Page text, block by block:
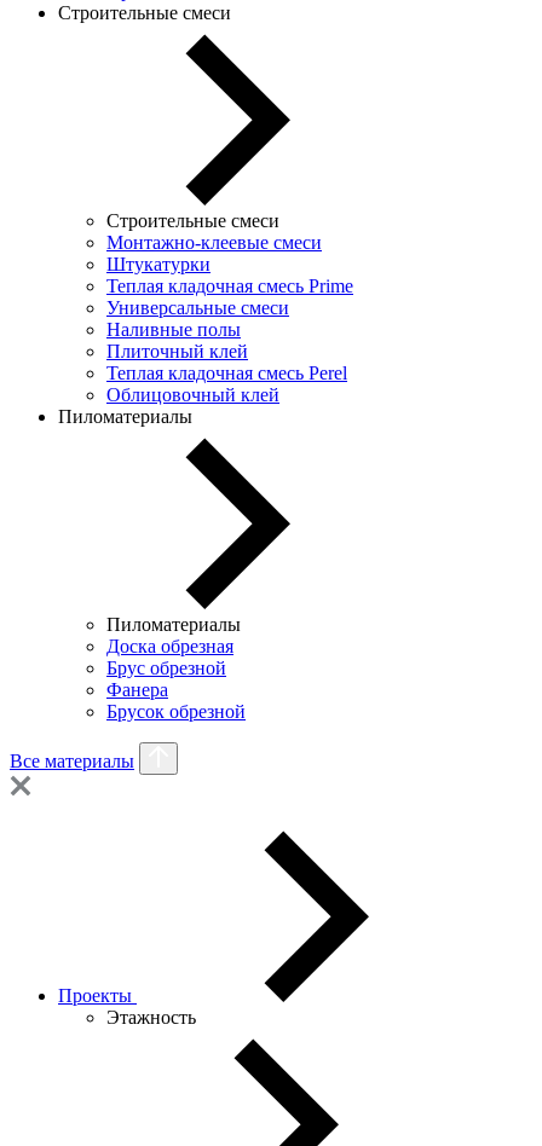
Строительные смеси
Строительные смеси
Монтажно-клеевые смеси
Штукатурки
Теплая кладочная смесь Prime
Универсальные смеси
Наливные полы
Плиточный клей
Теплая кладочная смесь Perel
Облицовочный клей
Пиломатериалы
Пиломатериалы
Доска обрезная
Брус обрезной
Фанера
Брусок обрезной
Все материалы
Проекты
Этажность